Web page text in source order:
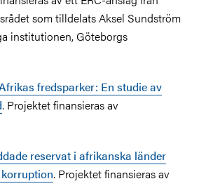
som tilldelats Aksel Sundström
institutionen, Göteborgs
fredsparker: En studie av
. Projektet finansieras av
reservat i afrikanska länder
. Projektet finansieras av